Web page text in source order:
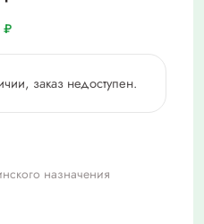
₽
заказ недоступен.
назначения